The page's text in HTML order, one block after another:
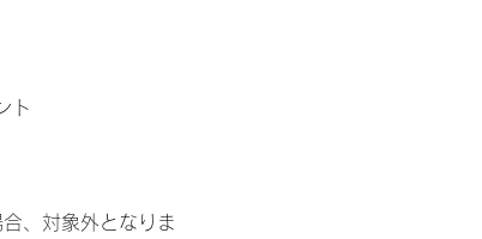
ト
、対象外となりま